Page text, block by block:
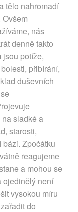
tělo nahromadí
nás
denně takto
jsou potíže,
přibírání,
duševních
na sladké a
starosti,
bázi. Zpočátku
reagujeme
a mohou se
ojedinělý není
vysokou míru
do